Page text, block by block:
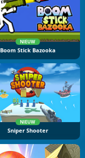
NIEUW
Boom Stick Bazooka
NIEUW
Sniper Shooter